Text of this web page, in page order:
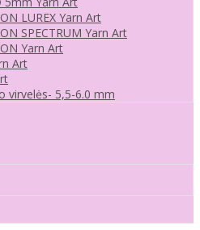
LUREX Yarn Art
SPECTRUM Yarn Art
Yarn Art
Art
virvelės- 5,5-6.0 mm